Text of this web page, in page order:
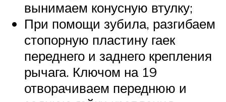
вынимаем конусную втулку;
При помощи зубила, разгибаем
стопорную пластину гаек
переднего и заднего крепления
рычага. Ключом на 19
отворачиваем переднюю и